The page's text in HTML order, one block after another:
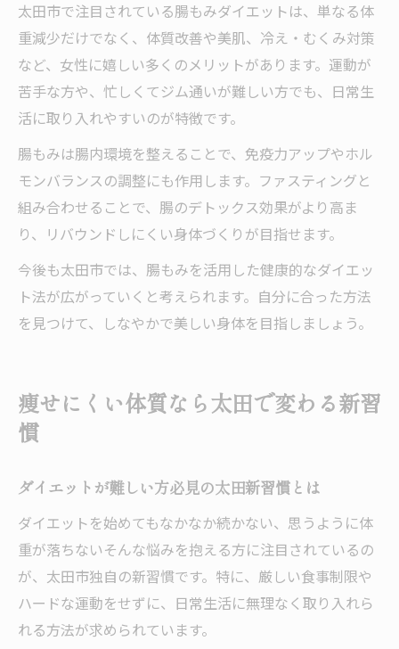
太田市で注目されている腸もみダイエットは、単なる体
重減少だけでなく、体質改善や美肌、冷え・むくみ対策
など、女性に嬉しい多くのメリットがあります。運動が
苦手な方や、忙しくてジム通いが難しい方でも、日常生
活に取り入れやすいのが特徴です。
腸もみは腸内環境を整えることで、免疫力アップやホル
モンバランスの調整にも作用します。ファスティングと
組み合わせることで、腸のデトックス効果がより高ま
り、リバウンドしにくい身体づくりが目指せます。
今後も太田市では、腸もみを活用した健康的なダイエッ
ト法が広がっていくと考えられます。自分に合った方法
を見つけて、しなやかで美しい身体を目指しましょう。
痩せにくい体質なら太田で変わる新習
慣
ダイエットが難しい方必見の太田新習慣とは
ダイエットを始めてもなかなか続かない、思うように体
重が落ちない――そんな悩みを抱える方に注目されているの
が、太田市独自の新習慣です。特に、厳しい食事制限や
ハードな運動をせずに、日常生活に無理なく取り入れら
れる方法が求められています。